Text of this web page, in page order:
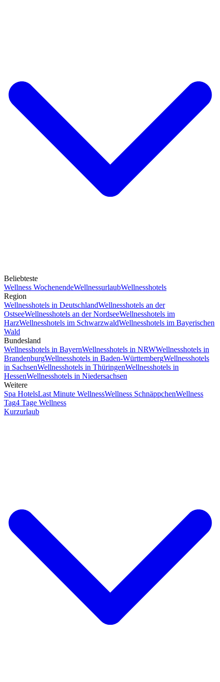
Beliebteste
Wellness WochenendeWellnessurlaubWellnesshotels
Region
Wellnesshotels in DeutschlandWellnesshotels an der
OstseeWellnesshotels an der NordseeWellnesshotels im
HarzWellnesshotels im SchwarzwaldWellnesshotels im Bayerischen
Wald
Bundesland
Wellnesshotels in BayernWellnesshotels in NRWWellnesshotels in
BrandenburgWellnesshotels in Baden-WürttembergWellnesshotels
in SachsenWellnesshotels in ThüringenWellnesshotels in
HessenWellnesshotels in Niedersachsen
Weitere
Spa HotelsLast Minute WellnessWellness SchnäppchenWellness
Tag4 Tage Wellness
Kurzurlaub